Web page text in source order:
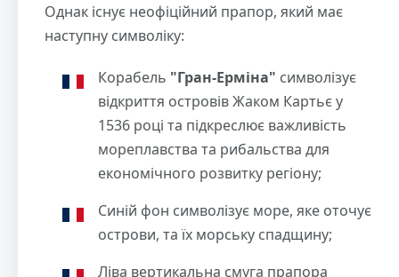
Однак існує неофіційний прапор, який має
наступну символіку:
Корабель "Гран-Ерміна" символізує
відкриття островів Жаком Картьє у
1536 році та підкреслює важливість
мореплавства та рибальства для
економічного розвитку регіону;
Синій фон символізує море, яке оточує
острови, та їх морську спадщину;
Ліва вертикальна смуга прапора